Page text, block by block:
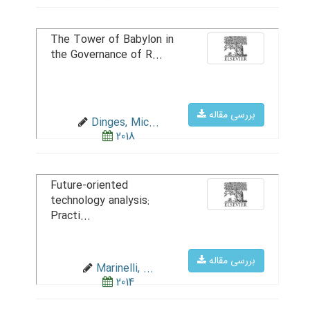
بررسی مقاله
The Tower of Babylon in
the Governance of R...
Dinges, Mic...
2018
بررسی مقاله
Future-oriented
technology analysis:
Practi...
Marinelli, ...
2014